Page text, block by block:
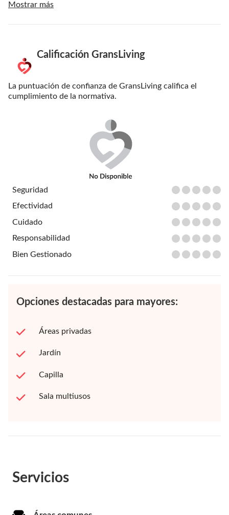
Mostrar más
Calificación GransLiving
La puntuación de confianza de GransLiving califica el
cumplimiento de la normativa.
Seguridad
Efectividad
Cuidado
Responsabilidad
Bien Gestionado
Opciones destacadas para mayores:
Áreas privadas
Jardín
Capilla
Sala multiusos
Servicios